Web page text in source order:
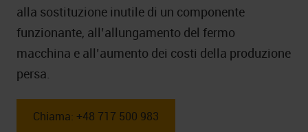
alla sostituzione inutile di un componente
funzionante, all’allungamento del fermo
macchina e all’aumento dei costi della produzione
persa.
Chiama: +48 717 500 983